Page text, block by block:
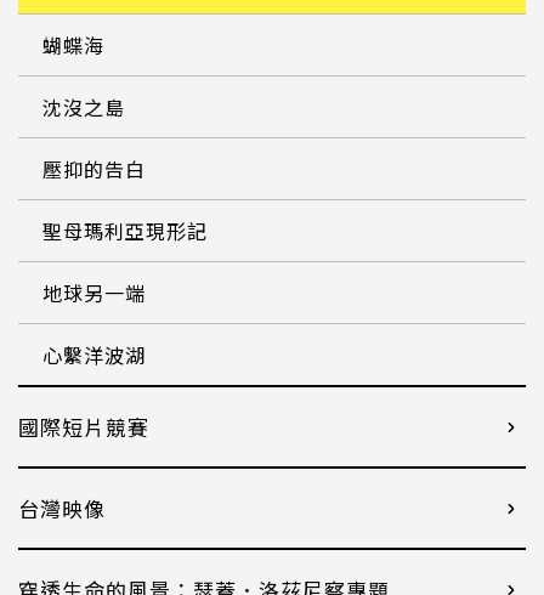
蝴蝶海
沈沒之島
壓抑的告白
聖母瑪利亞現形記
地球另一端
心繫洋波湖
國際短片競賽
台灣映像